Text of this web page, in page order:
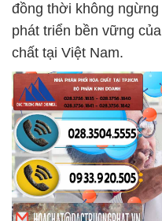
đồng thời không
phát triển bền vững
chất tại Việt Nam.